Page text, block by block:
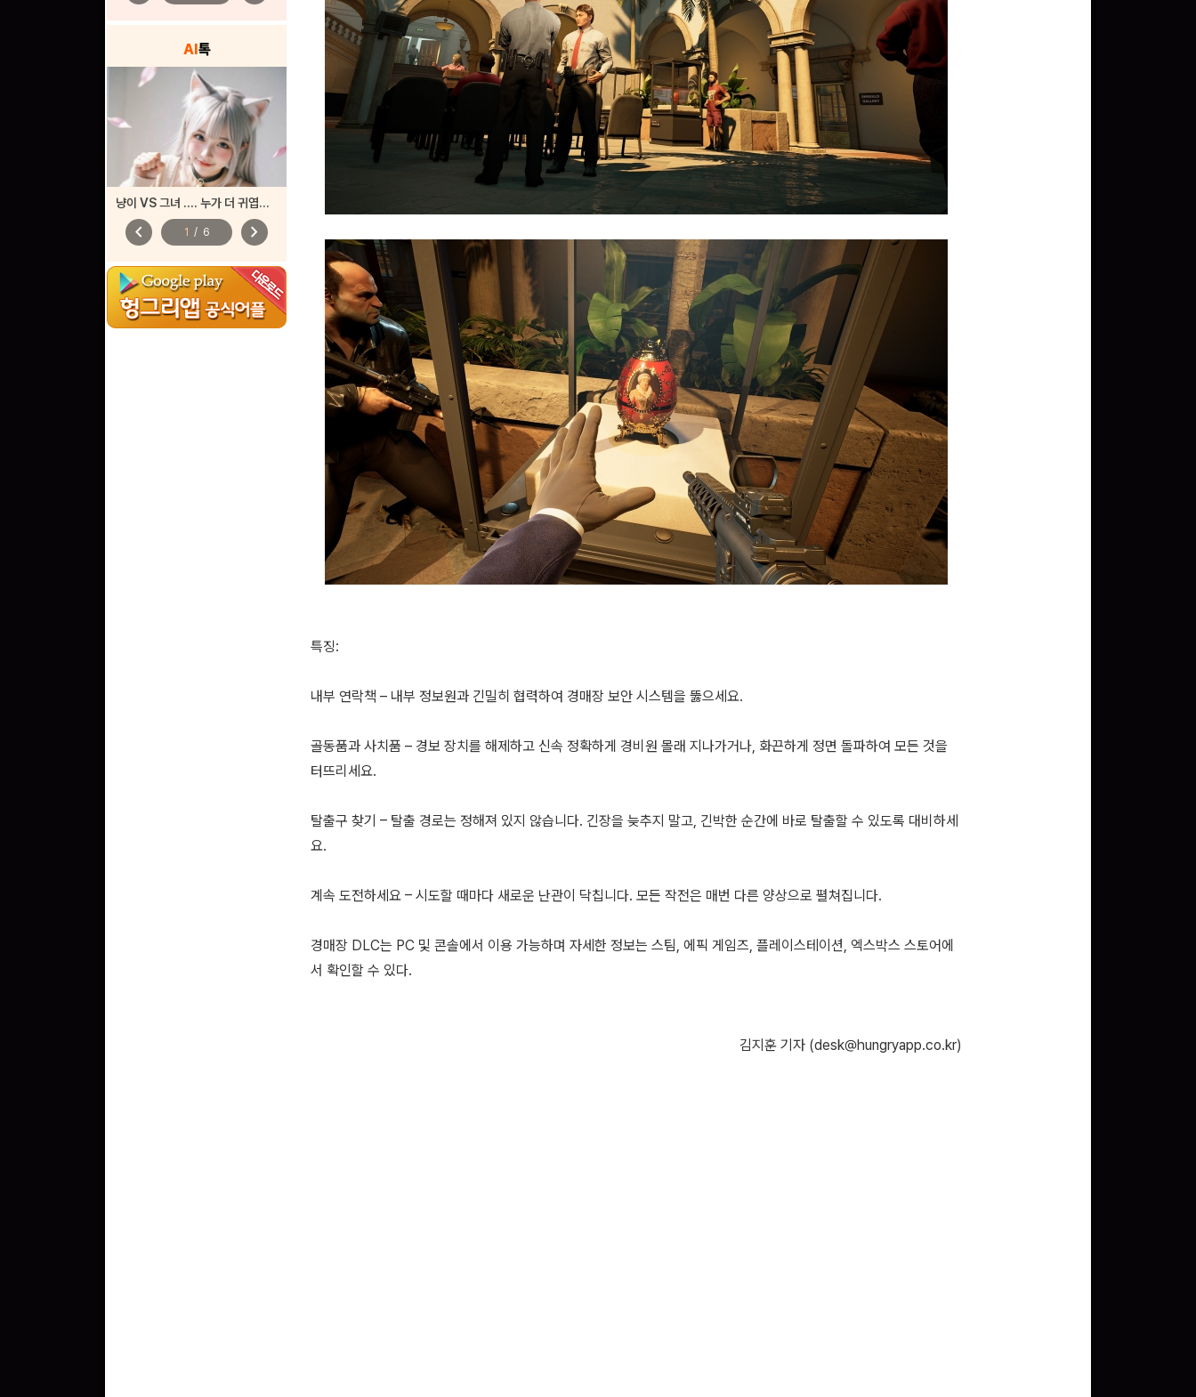
AI톡
냥이 VS 그녀 .... 누가 더 귀엽나요?
chevron_left 1 / 6 chevron_right
특징:
내부 연락책 – 내부 정보원과 긴밀히 협력하여 경매장 보안 시스템을 뚫으세요.
골동품과 사치품 – 경보 장치를 해제하고 신속 정확하게 경비원 몰래 지나가거나, 화끈하게 정면 돌파하여 모든 것을
터뜨리세요.
탈출구 찾기 – 탈출 경로는 정해져 있지 않습니다. 긴장을 늦추지 말고, 긴박한 순간에 바로 탈출할 수 있도록 대비하세
요.
계속 도전하세요 – 시도할 때마다 새로운 난관이 닥칩니다. 모든 작전은 매번 다른 양상으로 펼쳐집니다.
경매장 DLC는 PC 및 콘솔에서 이용 가능하며 자세한 정보는 스팀, 에픽 게임즈, 플레이스테이션, 엑스박스 스토어에
서 확인할 수 있다.
김지훈 기자 (desk@hungryapp.co.kr)
5,000원 (추첨)
100